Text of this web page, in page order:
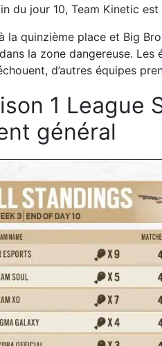
du jour 10, Team Kinetic est
la quinzième place et Big
la zone dangereuse.
d’autres équipes
1 League
général